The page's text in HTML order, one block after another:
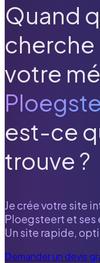
Quand
cherche
votre
est-ce
trouve ?
Je crée votre site
Ploegsteert et ses
Un site rapide,
Demander un devis